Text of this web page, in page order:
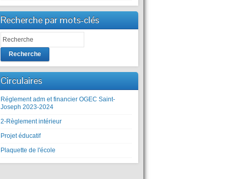
Recherche par mots-clés
Recherche
Circulaires
Réglement adm et financier OGEC Saint-
Joseph 2023-2024
2-Règlement intérieur
Projet éducatif
Plaquette de l'école